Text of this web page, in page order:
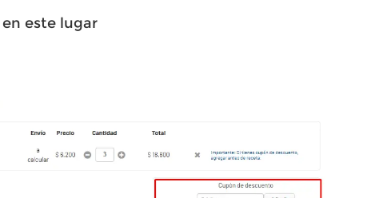
este lugar